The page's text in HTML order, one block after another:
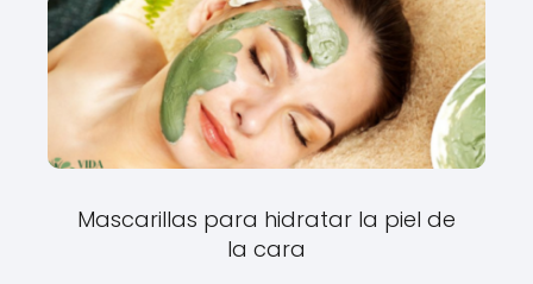
Mascarillas para hidratar la piel de
la cara